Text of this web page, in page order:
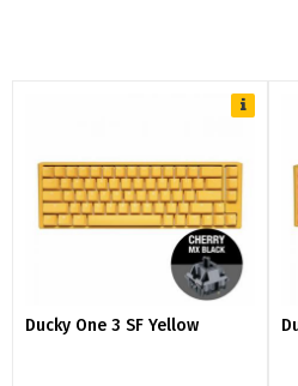
Ducky One 3 SF Yellow